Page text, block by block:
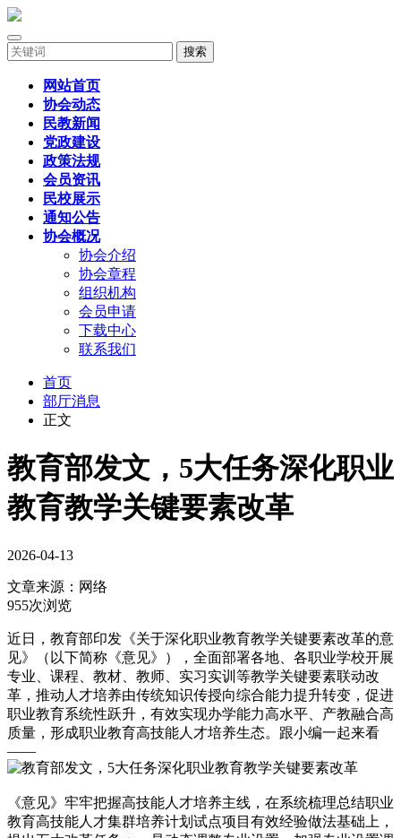
搜索
网站首页
协会动态
民教新闻
党政建设
政策法规
会员资讯
民校展示
通知公告
协会概况
协会介绍
协会章程
组织机构
会员申请
下载中心
联系我们
首页
部厅消息
正文
教育部发文，5大任务深化职业
教育教学关键要素改革
2026-04-13
文章来源： 网络
955次浏览
近日，教育部印发《关于深化职业教育教学关键要素改革的意
见》（以下简称《意见》），全面部署各地、各职业学校开展
专业、课程、教材、教师、实习实训等教学关键要素联动改
革，推动人才培养由传统知识传授向综合能力提升转变，促进
职业教育系统性跃升，有效实现办学能力高水平、产教融合高
质量，形成职业教育高技能人才培养生态。跟小编一起来看
——
《意见》牢牢把握高技能人才培养主线，在系统梳理总结职业
教育高技能人才集群培养计划试点项目有效经验做法基础上，